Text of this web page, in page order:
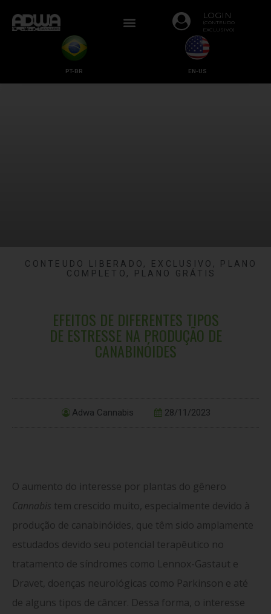
LOGIN
(CONTEUDO
EXCLUSIVO)
PT-BR EN-US
CONTEUDO LIBERADO , EXCLUSIVO , PLANO
COMPLETO , PLANO GRÁTIS
EFEITOS DE DIFERENTES TIPOS
DE ESTRESSE NA PRODUÇÃO DE
CANABINÓIDES
Adwa Cannabis 28/11/2023
O aumento do interesse por plantas do gênero
Cannabis tem crescido muito, especialmente devido à
produção de canabinóides, que têm sido amplamente
estudados devido seu potencial terapêutico no
tratamento de síndromes como Lennox-Gastaut e
Dravet, doenças neurológicas como Parkinson e até
de alguns tipos de câncer. Dessa forma, o interesse